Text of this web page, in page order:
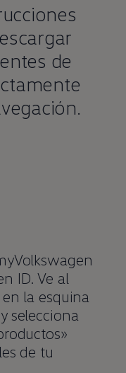
de
ID. Ve al
en la esquina
selecciona
de tu